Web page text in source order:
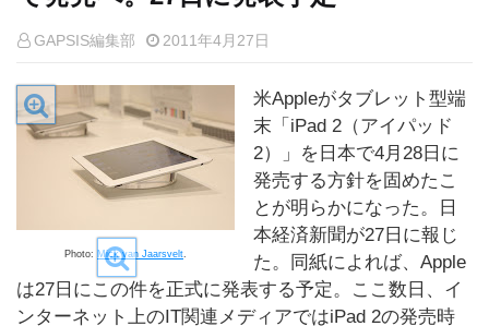
GAPSIS編集部 2011年4月27日
Photo: Mick van Jaarsvelt.
米Appleがタブレット型端
末「iPad 2（アイパッド
2）」を日本で4月28日に
発売する方針を固めたこ
とが明らかになった。日
本経済新聞が27日に報じ
た。同紙によれば、Apple
は27日にこの件を正式に発表する予定。ここ数日、イ
ンターネット上のIT関連メディアではiPad 2の発売時